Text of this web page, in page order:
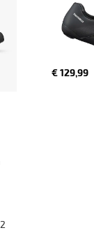
€ 129,99